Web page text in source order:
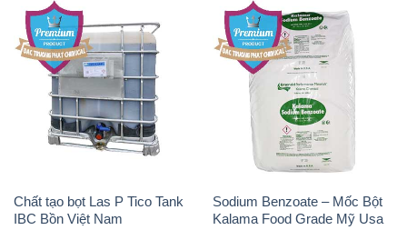
Chất tạo bọt Las P Tico Tank
IBC Bồn Việt Nam
Sodium Benzoate – Mốc Bột
Kalama Food Grade Mỹ Usa